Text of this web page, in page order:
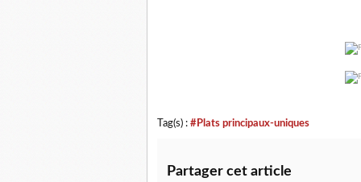
Tag(s) : #Plats principaux-uniques
Partager cet article